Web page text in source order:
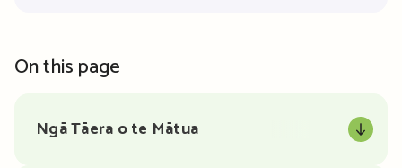
On this page
Ngā Tāera o te Mātua